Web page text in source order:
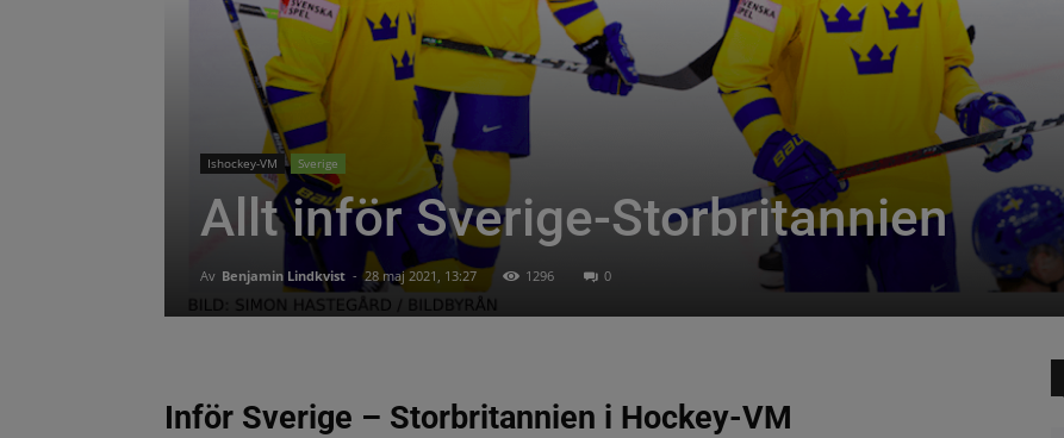
Ishockey-VM Sverige
Allt inför Sverige-Storbritannien
Av Benjamin Lindkvist - 28 maj 2021, 13:27 1296 0
Inför Sverige – Storbritannien i Hockey-VM